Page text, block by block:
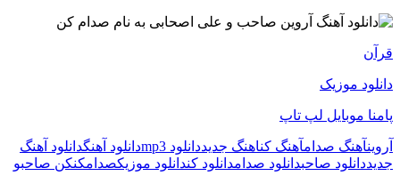
قرآن
دانلود موزیک
پامنا موبایل لپ تاپ
آروینآهنگ صدامآهنگ کناهنگ جدیددانلود mp3 دانلود آهنگدانلود آهنگ
جدیددانلود صاحبدانلود صدامدانلود کندانلود موزیکصدامکنکن صاحبو